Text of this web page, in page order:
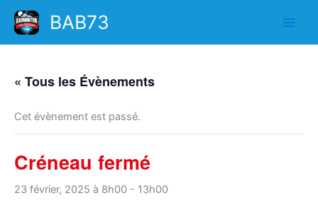
Aller
contenu
BAB73
« Tous les Évènements
Cet évènement est passé.
Créneau fermé
23 février, 2025 à 8h00 - 13h00